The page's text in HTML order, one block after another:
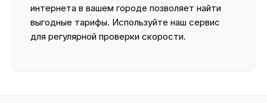
интернета в вашем городе позволяет найти
выгодные тарифы. Используйте наш сервис
для регулярной проверки скорости.